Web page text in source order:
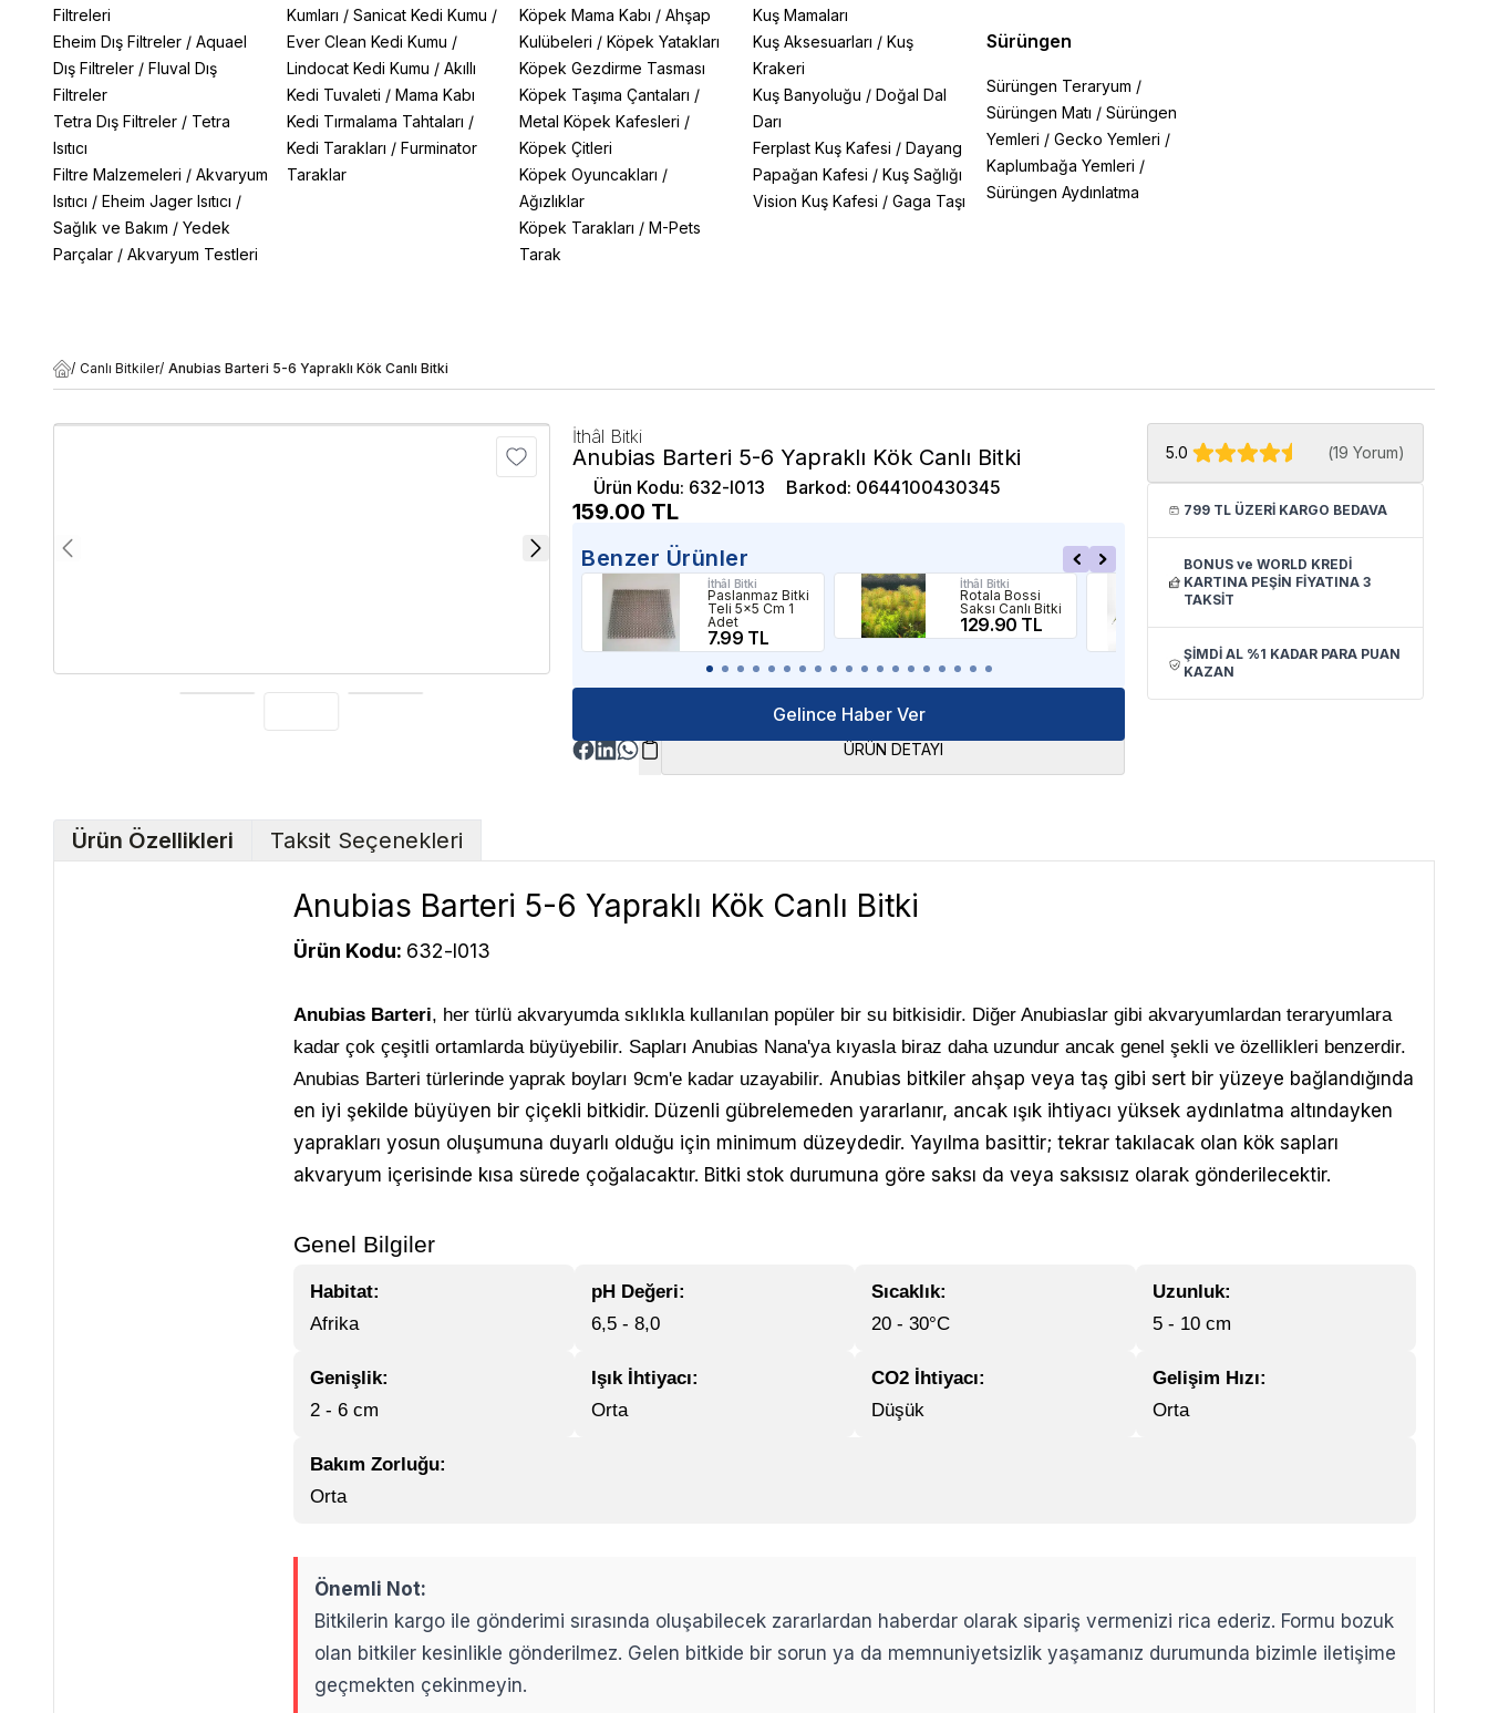
Filtreleri
Eheim Dış Filtreler / Aquael
Dış Filtreler / Fluval Dış
Filtreler
Tetra Dış Filtreler / Tetra
Isıtıcı
Filtre Malzemeleri / Akvaryum
Isıtıcı / Eheim Jager Isıtıcı /
Sağlık ve Bakım / Yedek
Parçalar / Akvaryum Testleri
Kumları / Sanicat Kedi Kumu /
Ever Clean Kedi Kumu /
Lindocat Kedi Kumu / Akıllı
Kedi Tuvaleti / Mama Kabı
Kedi Tırmalama Tahtaları /
Kedi Tarakları / Furminator
Taraklar
Köpek Mama Kabı /Ahşap
Kulübeleri /Köpek Yatakları
Köpek Gezdirme Tasması
Köpek Taşıma Çantaları /
Metal Köpek Kafesleri /
Köpek Çitleri
Köpek Oyuncakları /
Ağızlıklar
Köpek Tarakları /M-Pets
Tarak
Kuş Mamaları
Kuş Aksesuarları / Kuş
Krakeri
Kuş Banyoluğu / Doğal Dal
Darı
Ferplast Kuş Kafesi / Dayang
Papağan Kafesi / Kuş Sağlığı
Vision Kuş Kafesi / Gaga Taşı
Sürüngen
Sürüngen Teraryum /
Sürüngen Matı / Sürüngen
Yemleri / Gecko Yemleri /
Kaplumbağa Yemleri /
Sürüngen Aydınlatma
/ Canlı Bitkiler/ Anubias Barteri 5-6 Yapraklı Kök Canlı Bitki
İthâl Bitki
Anubias Barteri 5-6 Yapraklı Kök Canlı Bitki
Ürün Kodu: 632-l013 Barkod: 0644100430345
159.00 TL
Benzer Ürünler
İthâl Bitki
Paslanmaz Bitki
Teli 5x5 Cm 1
Adet
7.99 TL
İthâl Bitki
Rotala Bossi
Saksı Canlı Bitki
129.90 TL
Atakan Petshop
Echinodorus
Horemanii Red
Gelince Haber Ver
ÜRÜN DETAYI
5.0 (19 Yorum)
799 TL ÜZERİ KARGO BEDAVA
BONUS ve WORLD KREDİ
KARTINA PEŞİN FİYATINA 3
TAKSİT
ŞİMDİ AL %1 KADAR PARA PUAN
KAZAN
Ürün Özellikleri Taksit Seçenekleri
Anubias Barteri 5-6 Yapraklı Kök Canlı Bitki
Ürün Kodu: 632-l013
Anubias Barteri, her türlü akvaryumda sıklıkla kullanılan popüler bir su bitkisidir. Diğer Anubiaslar gibi akvaryumlardan teraryumlara
kadar çok çeşitli ortamlarda büyüyebilir. Sapları Anubias Nana'ya kıyasla biraz daha uzundur ancak genel şekli ve özellikleri benzerdir.
Anubias Barteri türlerinde yaprak boyları 9cm'e kadar uzayabilir. Anubias bitkiler ahşap veya taş gibi sert bir yüzeye bağlandığında
en iyi şekilde büyüyen bir çiçekli bitkidir. Düzenli gübrelemeden yararlanır, ancak ışık ihtiyacı yüksek aydınlatma altındayken
yaprakları yosun oluşumuna duyarlı olduğu için minimum düzeydedir. Yayılma basittir; tekrar takılacak olan kök sapları
akvaryum içerisinde kısa sürede çoğalacaktır. Bitki stok durumuna göre saksı da veya saksısız olarak gönderilecektir.
Genel Bilgiler
Habitat:
Afrika
pH Değeri:
6,5 - 8,0
Sıcaklık:
20 - 30°C
Uzunluk:
5 - 10 cm
Genişlik:
2 - 6 cm
Işık İhtiyacı:
Orta
CO2 İhtiyacı:
Düşük
Gelişim Hızı:
Orta
Bakım Zorluğu:
Orta
Önemli Not:
Bitkilerin kargo ile gönderimi sırasında oluşabilecek zararlardan haberdar olarak sipariş vermenizi rica ederiz. Formu bozuk
olan bitkiler kesinlikle gönderilmez. Gelen bitkide bir sorun ya da memnuniyetsizlik yaşamanız durumunda bizimle iletişime
geçmekten çekinmeyin.